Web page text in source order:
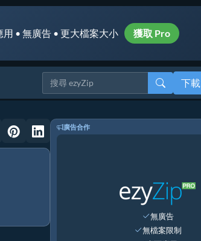
用 • 無廣告 • 更大檔案大小 獲取 Pro
下載
廣告合作
無廣告
無檔案限制